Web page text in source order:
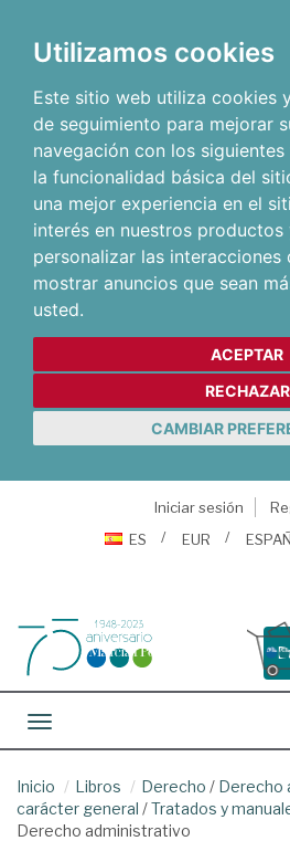
Utilizamos cookies
Este sitio web utiliza cookies
de seguimiento para mejorar
navegación con los siguientes
la funcionalidad básica del
una mejor experiencia en el
interés en nuestros
personalizar las interacciones
mostrar anuncios que sean
usted.
ACEPTAR
RECHAZAR
CAMBIAR
Iniciar sesión
ES
EUR
Toggle navigation
Inicio Libros Derecho / Derecho
carácter general /Tratados y
Derecho administrativo